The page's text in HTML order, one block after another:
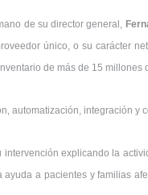
de su director general,
único, o su carácter
de más de 15 millones
automatización, integración
explicando la
a pacientes y familias